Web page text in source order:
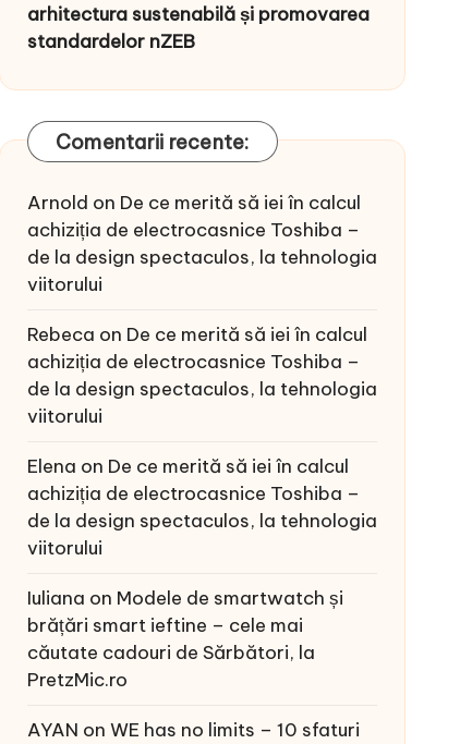
arhitectura sustenabilă și promovarea
standardelor nZEB
Comentarii recente:
Arnold on De ce merită să iei în calcul
achiziția de electrocasnice Toshiba –
de la design spectaculos, la tehnologia
viitorului
Rebeca on De ce merită să iei în calcul
achiziția de electrocasnice Toshiba –
de la design spectaculos, la tehnologia
viitorului
Elena on De ce merită să iei în calcul
achiziția de electrocasnice Toshiba –
de la design spectaculos, la tehnologia
viitorului
Iuliana on Modele de smartwatch și
brățări smart ieftine – cele mai
căutate cadouri de Sărbători, la
PretzMic.ro
AYAN on WE has no limits – 10 sfaturi